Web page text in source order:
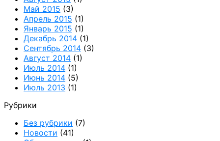
Май 2015 (3)
Апрель 2015 (1)
Январь 2015 (1)
Декабрь 2014 (1)
Сентябрь 2014 (3)
Август 2014 (1)
Июль 2014 (1)
Июнь 2014 (5)
Июль 2013 (1)
Рубрики
Без рубрики (7)
Новости (41)